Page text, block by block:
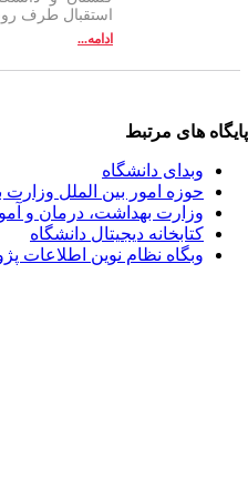
استقبال طرف روسی
مرتبط
دانشگاه
امور بین الملل وزارت بهداشت
بهداشت، درمان و آموزش
دیجیتال دانشگاه
نظام نوين اطلاعات پژوهش